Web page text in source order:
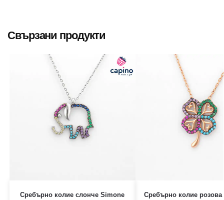
Свързани продукти
Сребърно колие слонче Simone
Сребърно колие розова